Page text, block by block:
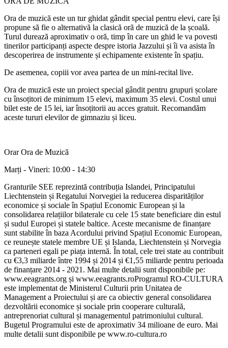
Ora de muzică este un tur ghidat gândit special pentru elevi, care își
propune să fie o alternativă la clasică oră de muzică de la școală.
Turul durează aproximativ o oră, timp în care un ghid le va povesti
tinerilor participanți aspecte despre istoria Jazzului și îi va asista în
descoperirea de instrumente și echipamente existente în spațiu.
De asemenea, copiii vor avea partea de un mini-recital live.
Ora de muzică este un proiect special gândit pentru grupuri școlare
cu însoțitori de minimum 15 elevi, maximum 35 elevi. Costul unui
bilet este de 15 lei, iar însoțitorii au acces gratuit. Recomandăm
aceste tururi elevilor de gimnaziu și liceu.
Orar Ora de Muzică
Marți - Vineri: 10:00 - 14:30
Granturile SEE reprezintă contribuția Islandei, Principatului
Liechtenstein și Regatului Norvegiei la reducerea disparităților
economice și sociale în Spațiul Economic European și la
consolidarea relațiilor bilaterale cu cele 15 state beneficiare din estul
și sudul Europei și statele baltice. Aceste mecanisme de finanțare
sunt stabilite în baza Acordului privind Spațiul Economic European,
ce reunește statele membre UE și Islanda, Liechtenstein și Norvegia
ca parteneri egali pe piața internă. În total, cele trei state au contribuit
cu €3,3 miliarde între 1994 și 2014 și €1,55 miliarde pentru perioada
de finanțare 2014 - 2021. Mai multe detalii sunt disponibile pe:
www.eeagrants.org și www.eeagrants.roProgramul RO-CULTURA
este implementat de Ministerul Culturii prin Unitatea de
Management a Proiectului și are ca obiectiv general consolidarea
dezvoltării economice și sociale prin cooperare culturală,
antreprenoriat cultural și managementul patrimoniului cultural.
Bugetul Programului este de aproximativ 34 milioane de euro. Mai
multe detalii sunt disponibile pe www.ro-cultura.ro